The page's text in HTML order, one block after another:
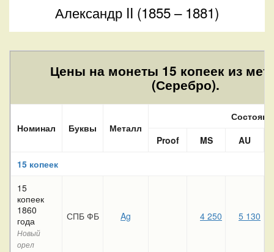
Александр II (1855 – 1881)
Цены на монеты 15 копеек из
(Серебро).
Номинал Буквы Металл
Proof
MS
AU
15 копеек
15
копеек
1860
года
Новый
орел
СПБ ФБ Ag 4 250 5 130